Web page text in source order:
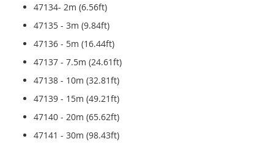
47134- 2m (6.56ft)
47135 - 3m (9.84ft)
47136 - 5m (16.44ft)
47137 - 7.5m (24.61ft)
47138 - 10m (32.81ft)
47139 - 15m (49.21ft)
47140 - 20m (65.62ft)
47141 - 30m (98.43ft)